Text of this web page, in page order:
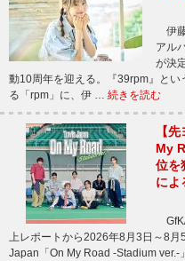
伊
アル
が決
動10周年を迎える。『39rpm』と
る「rpm」に、伊 … 続きを読む
【
My
位を
によ
上レポートから2026年8月3日～8
Japan「On My Road -Stadium